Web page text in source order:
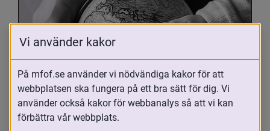
Oavsett om du är adopterad,
adoptivförälder eller arbetar med
Vi använder kakor
På mfof.se använder vi nödvändiga kakor för att
webbplatsen ska fungera på ett bra sätt för dig. Vi
använder också kakor för webbanalys så att vi kan
förbättra vår webbplats.